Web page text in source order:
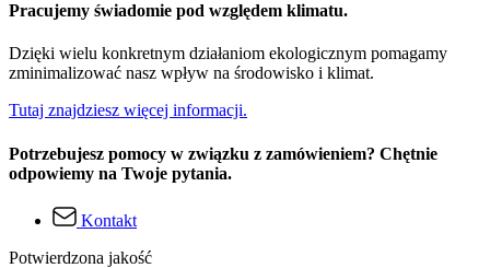
Pracujemy świadomie pod względem klimatu.
Dzięki wielu konkretnym działaniom ekologicznym pomagamy
zminimalizować nasz wpływ na środowisko i klimat.
Tutaj znajdziesz więcej informacji.
Potrzebujesz pomocy w związku z zamówieniem? Chętnie
odpowiemy na Twoje pytania.
Kontakt
Potwierdzona jakość